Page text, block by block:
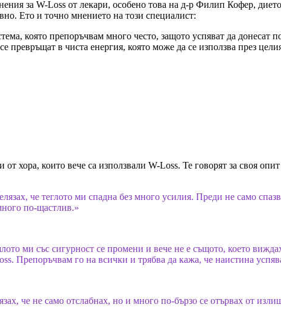
за W-Loss от лекари, особено това на д-р Филип Кофер,
Ето и точно мнението на този специалист:
която препоръчвам много често, защото успяват да
превръщат в чиста енергия, която може да се използва през
хора, които вече са използвали W-Loss. Те говорят за своя
че теглото ми спадна без много усилия. Преди не само
по-щастлив.»
ми със сигурност се промени и вече не е същото, което
Препоръчвам го на всички и трябва да кажа, че наистина
че не само отслабнах, но и много по-бързо се отървах от